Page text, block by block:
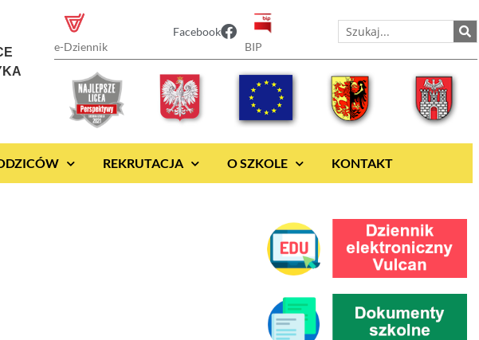
e-Dziennik
Facebook
BIP
REKRUTACJA O SZKOLE KONTAKT